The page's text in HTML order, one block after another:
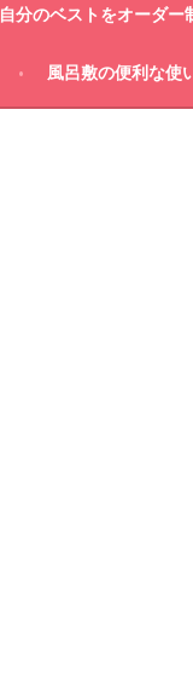
自分のベストをオーダー
風呂敷の便利な使